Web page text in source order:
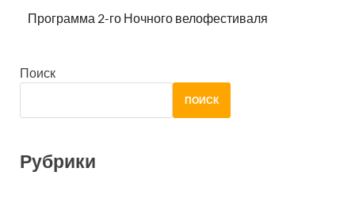
Программа 2-го Ночного велофестиваля
Поиск
ПОИСК
Рубрики